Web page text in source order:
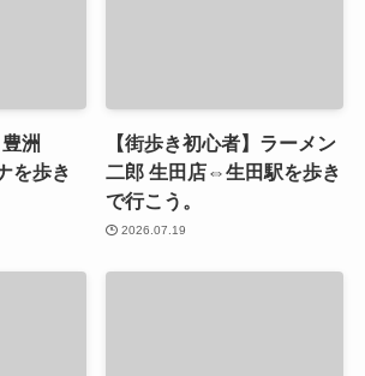
洲
を歩き
【街歩き初心者】ラーメン
二郎 生田店⇔生田駅を歩き
で行こう。
2026.07.19